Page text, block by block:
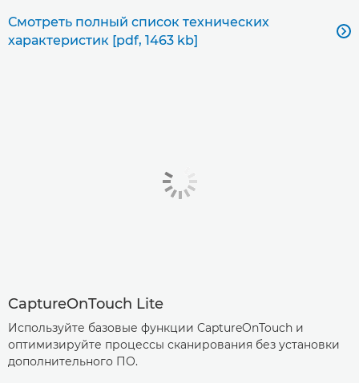
Смотреть полный список технических
характеристик [pdf, 1463 kb]

CaptureOnTouch Lite
Используйте базовые функции CaptureOnTouch и
оптимизируйте процессы сканирования без установки
дополнительного ПО.